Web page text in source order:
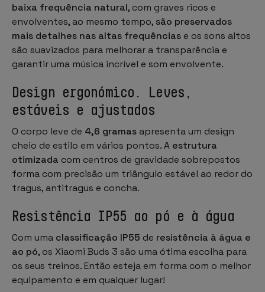
baixa frequência natural, com graves ricos e
envolventes, ao mesmo tempo, são preservados
mais detalhes nas altas frequências e os sons altos
são suavizados para melhorar a transparência e
garantir uma música incrível e som envolvente.
Design ergonómico. Leves,
estáveis e ajustados
O corpo leve de 4,6 gramas apresenta um design
cheio de estilo em vários pontos. A estrutura
otimizada com centros de gravidade sobrepostos
forma com precisão um triângulo estável ao redor do
tragus, antitragus e concha.
Resistência IP55 ao pó e à água
Com uma classificação IP55 de resistência à água e
ao pó, os Xiaomi Buds 3 são uma ótima escolha para
os seus treinos. Então esteja em forma com o melhor
equipamento e em qualquer lugar!